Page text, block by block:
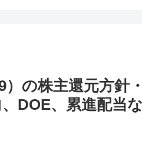
の株主還元方針
DOE、累進配当